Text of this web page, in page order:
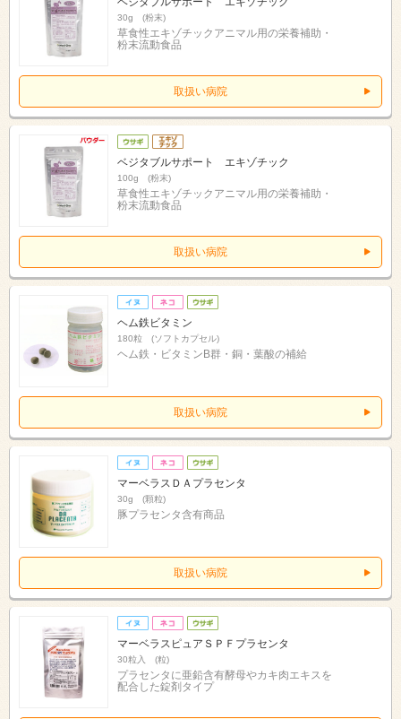
30g (粉末)
草食性エキゾチックアニマル用の栄養補助・
粉末流動食品
取扱い病院
ベジタブルサポート エキゾチック
100g (粉末)
草食性エキゾチックアニマル用の栄養補助・
粉末流動食品
取扱い病院
ヘム鉄ビタミン
180粒 (ソフトカプセル)
ヘム鉄・ビタミンB群・銅・葉酸の補給
取扱い病院
マーベラスＤＡプラセンタ
30g (顆粒)
豚プラセンタ含有商品
取扱い病院
マーベラスピュアＳＰＦプラセンタ
30粒入 (粒)
プラセンタに亜鉛含有酵母やカキ肉エキスを
配合した錠剤タイプ